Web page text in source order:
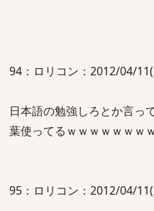
94：ロリコン：2012/04/
日本語の勉強しろとか言っ
葉使ってるｗｗｗｗｗｗｗ
95：ロリコン：2012/04/